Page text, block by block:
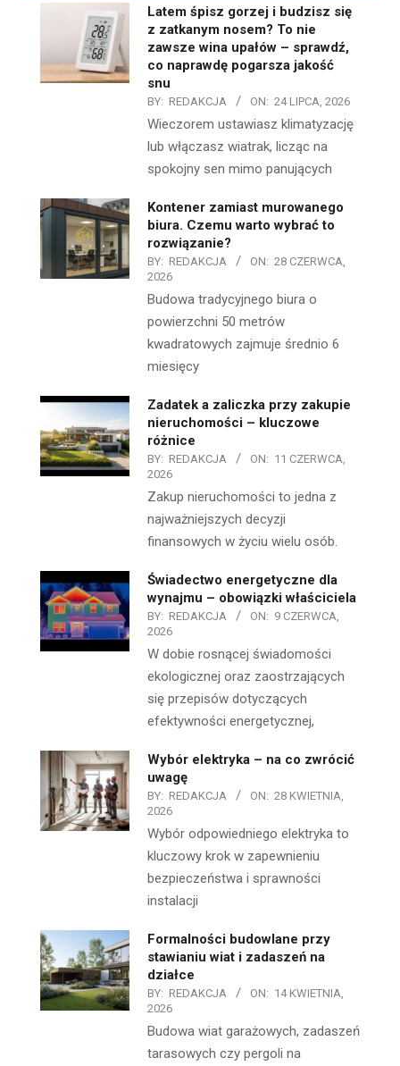
Latem śpisz gorzej i budzisz się
z zatkanym nosem? To nie
zawsze wina upałów – sprawdź,
co naprawdę pogarsza jakość
snu
BY: REDAKCJA ON: 24 LIPCA, 2026
Wieczorem ustawiasz klimatyzację
lub włączasz wiatrak, licząc na
spokojny sen mimo panujących
Kontener zamiast murowanego
biura. Czemu warto wybrać to
rozwiązanie?
BY: REDAKCJA ON: 28 CZERWCA,
2026
Budowa tradycyjnego biura o
powierzchni 50 metrów
kwadratowych zajmuje średnio 6
miesięcy
Zadatek a zaliczka przy zakupie
nieruchomości – kluczowe
różnice
BY: REDAKCJA ON: 11 CZERWCA,
2026
Zakup nieruchomości to jedna z
najważniejszych decyzji
finansowych w życiu wielu osób.
Świadectwo energetyczne dla
wynajmu – obowiązki właściciela
BY: REDAKCJA ON: 9 CZERWCA,
2026
W dobie rosnącej świadomości
ekologicznej oraz zaostrzających
się przepisów dotyczących
efektywności energetycznej,
Wybór elektryka – na co zwrócić
uwagę
BY: REDAKCJA ON: 28 KWIETNIA,
2026
Wybór odpowiedniego elektryka to
kluczowy krok w zapewnieniu
bezpieczeństwa i sprawności
instalacji
Formalności budowlane przy
stawianiu wiat i zadaszeń na
działce
BY: REDAKCJA ON: 14 KWIETNIA,
2026
Budowa wiat garażowych, zadaszeń
tarasowych czy pergoli na